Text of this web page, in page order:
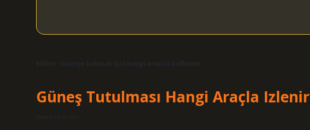
Etiket: Güneşe bakmak için hangi araçlar kullanılır
Güneş Tutulması Hangi Araçla Izlenir
Tarih: Eylül 23, 2024